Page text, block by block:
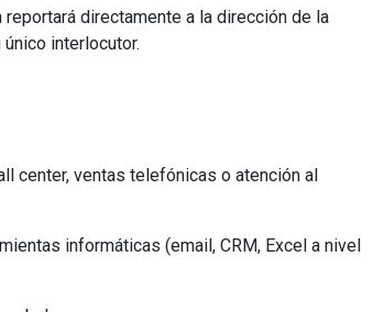
directamente a la dirección de la
interlocutor.
center, ventas telefónicas o atención al
informáticas (email, CRM, Excel a nivel